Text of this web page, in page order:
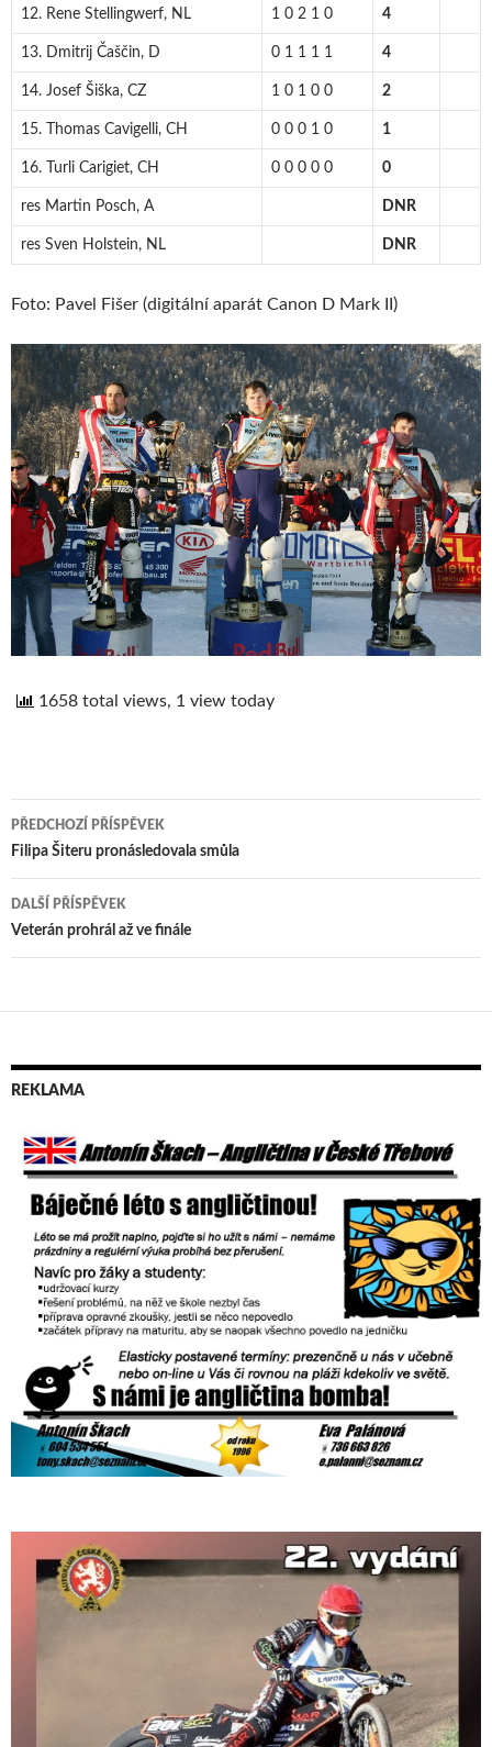
12. Rene Stellingwerf, NL 1 0 2 1 0 4
13. Dmitrij Čaščin, D 0 1 1 1 1 4
14. Josef Šiška, CZ 1 0 1 0 0 2
15. Thomas Cavigelli, CH 0 0 0 1 0 1
16. Turli Carigiet, CH 0 0 0 0 0 0
res Martin Posch, A DNR
res Sven Holstein, NL DNR
Foto: Pavel Fišer (digitální aparát Canon D Mark II)
1658 total views, 1 view today
Navigace
pro
příspěvek
PŘEDCHOZÍ PŘÍSPĚVEK
Filipa Šiteru pronásledovala smůla
DALŠÍ PŘÍSPĚVEK
Veterán prohrál až ve finále
REKLAMA